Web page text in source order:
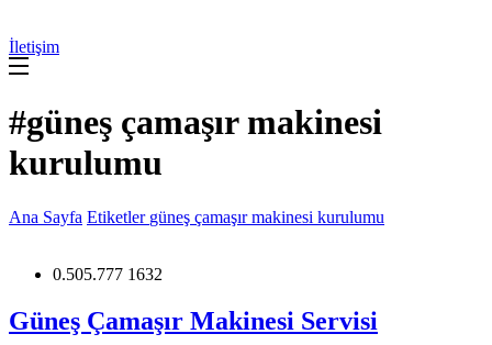
İletişim
#güneş çamaşır makinesi
kurulumu
Ana Sayfa Etiketler güneş çamaşır makinesi kurulumu
0.505.777 1632
Güneş Çamaşır Makinesi Servisi